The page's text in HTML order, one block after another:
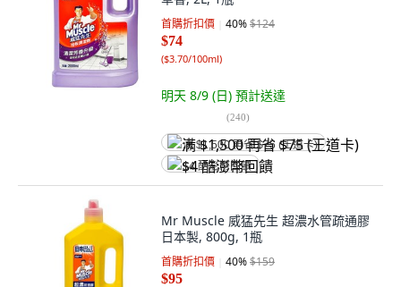
首購折扣價 40%$124
$74
($3.70/100ml)
明天 8/9 (日) 預計送達
(240)
满 $1,500 再省 $75 (王道卡)
$4 酷澎幣回饋
Mr Muscle 威猛先生 超濃水管疏通膠
日本製, 800g, 1瓶
首購折扣價 40%$159
$95